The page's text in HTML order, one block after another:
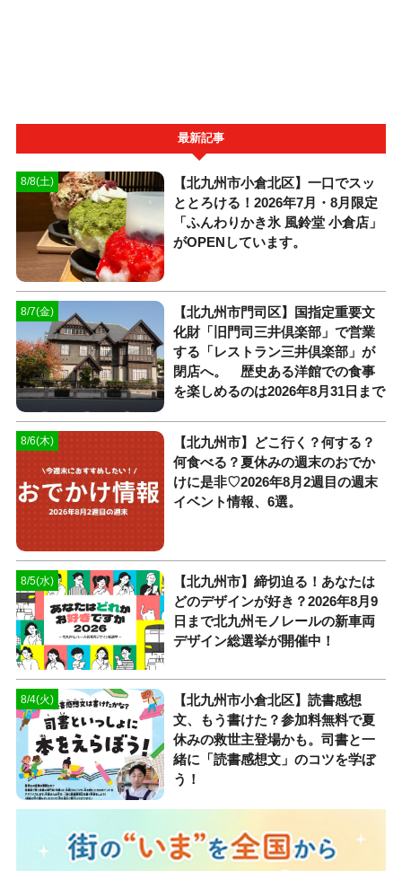
最新記事
8/8(土)
【北九州市小倉北区】一口でスッ
ととろける！2026年7月・8月限定
「ふんわりかき氷 風鈴堂 小倉店」
がOPENしています。
8/7(金)
【北九州市門司区】国指定重要文
化財「旧門司三井倶楽部」で営業
する「レストラン三井倶楽部」が
閉店へ。 歴史ある洋館での食事
を楽しめるのは2026年8月31日まで
8/6(木)
【北九州市】どこ行く？何する？
何食べる？夏休みの週末のおでか
けに是非♡2026年8月2週目の週末
イベント情報、6選。
8/5(水)
【北九州市】締切迫る！あなたは
どのデザインが好き？2026年8月9
日まで北九州モノレールの新車両
デザイン総選挙が開催中！
8/4(火)
【北九州市小倉北区】読書感想
文、もう書けた？参加料無料で夏
休みの救世主登場かも。司書と一
緒に「読書感想文」のコツを学ぼ
う！